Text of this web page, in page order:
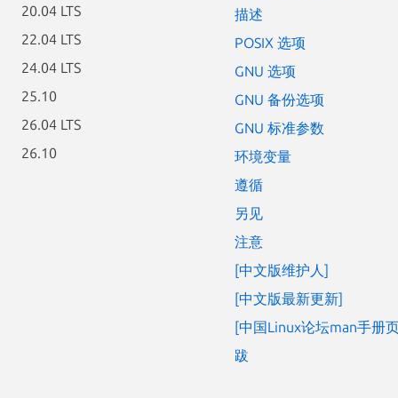
20.04 LTS
22.04 LTS
24.04 LTS
25.10
26.04 LTS
26.10
描述
POSIX 选项
GNU 选项
GNU 备份选项
GNU 标准参数
环境变量
遵循
另见
注意
[中文版维护人]
[中文版最新更新]
[中国Linux论坛man手册
跋